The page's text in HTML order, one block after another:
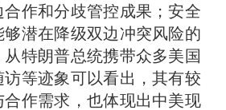
作和分歧管控成果；安全
潜在降级双边冲突风险的
特朗普总统携带众多美国
等迹象可以看出，其有较
作需求，也体现出中美现